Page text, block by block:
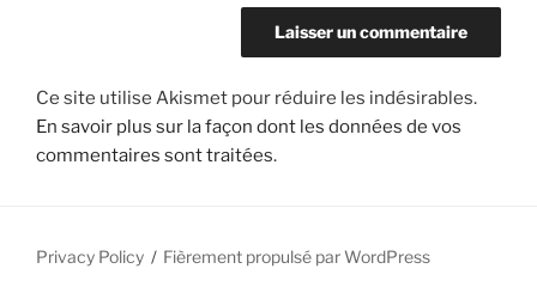
Ce site utilise Akismet pour réduire les indésirables.
En savoir plus sur la façon dont les données de vos
commentaires sont traitées.
Privacy Policy Fièrement propulsé par WordPress